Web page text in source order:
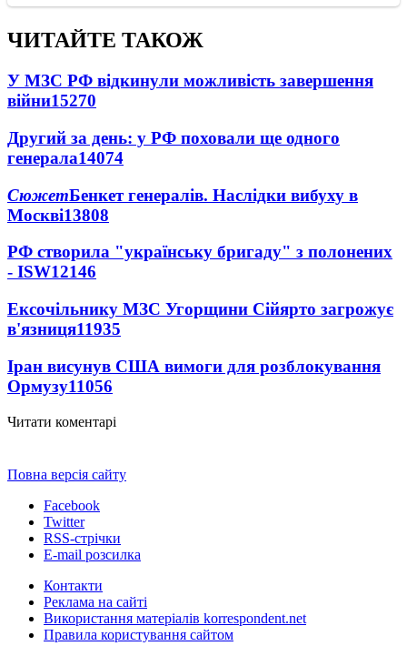
ЧИТАЙТЕ ТАКОЖ
У МЗС РФ відкинули можливість завершення
війни15270
Другий за день: у РФ поховали ще одного
генерала14074
СюжетБенкет генералів. Наслідки вибуху в
Москві13808
РФ створила "українську бригаду" з полонених
- ISW12146
Ексочільнику МЗС Угорщини Сійярто загрожує
в'язниця11935
Іран висунув США вимоги для розблокування
Ормузу11056
Читати коментарі
Повна версія сайту
Facebook
Twitter
RSS-стрічки
E-mail розсилка
Контакти
Реклама на сайті
Використання матеріалів korrespondent.net
Правила користування сайтом